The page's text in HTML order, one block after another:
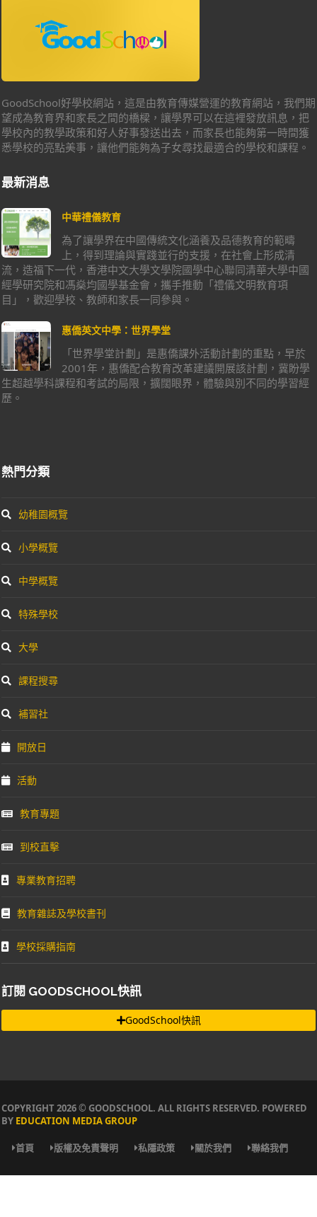
GoodSchool好學校網站，這是由教育傳媒營運的教育網站，我們期
望成為教育界和家長之間的橋樑，讓學界可以在這裡發放訊息，把
學校內的教學政策和好人好事發送出去，而家長也能夠第一時間獲
悉學校的亮點美事，讓他們能夠為子女尋找最適合的學校和課程。
最新消息
中華禮儀教育
為了讓學界在中國傳統文化涵養及品德教育的範疇
上，得到理論與實踐並行的支援，在社會上形成清
流，造福下一代，香港中文大學文學院國學中心聯同清華大學中國
經學研究院和馮燊均國學基金會，攜手推動「禮儀文明教育項
目」，歡迎學校、教師和家長一同參與。
惠僑英文中學：世界學堂
「世界學堂計劃」是惠僑課外活動計劃的重點，早於
2001年，惠僑配合教育改革建議開展該計劃，冀盼學
生超越學科課程和考試的局限，擴闊眼界，體驗與別不同的學習經
歷。
熱門分類
幼稚園概覽
小學概覽
中學概覽
特殊學校
大學
課程搜尋
補習社
開放日
活動
教育專題
到校直擊
專業教育招聘
教育雜誌及學校書刊
學校採購指南
訂閱 GOODSCHOOL快訊
GoodSchool快訊
COPYRIGHT 2026 © GOODSCHOOL. ALL RIGHTS RESERVED. POWERED
BY EDUCATION MEDIA GROUP
首頁 版權及免責聲明 私隱政策 關於我們 聯絡我們